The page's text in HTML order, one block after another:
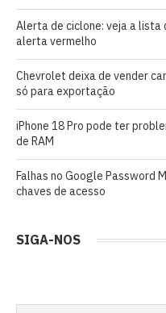
Alerta de ciclone: veja a lista
alerta vermelho
Chevrolet deixa de vender
só para exportação
iPhone 18 Pro pode ter
de RAM
Falhas no Google Password
chaves de acesso
SIGA-NOS